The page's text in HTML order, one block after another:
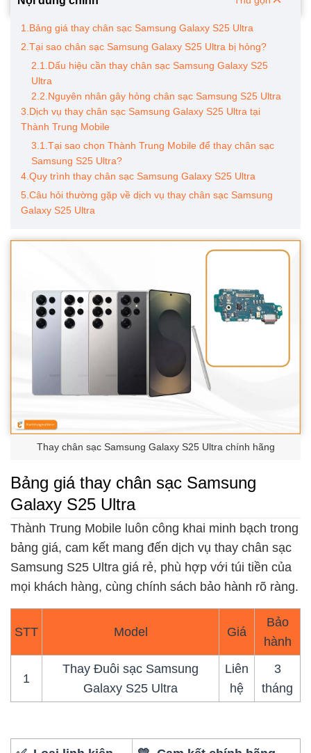
1.Bảng giá thay chân sạc Samsung Galaxy S25 Ultra
2.Tại sao chân sạc Samsung Galaxy S25 Ultra bị hỏng?
2.1.Dấu hiệu cần thay chân sạc Samsung Galaxy S25
Ultra
2.2.Nguyên nhân gây hỏng chân sạc Samsung S25 Ultra
3.Dịch vụ thay chân sạc Samsung Galaxy S25 Ultra tại
Thành Trung Mobile
3.1.Tại sao chọn Thành Trung Mobile để thay chân sạc
Samsung S25 Ultra?
4.Quy trình thay chân sạc Samsung Galaxy S25 Ultra
5.Câu hỏi thường gặp về dịch vụ thay chân sạc Samsung
Galaxy S25 Ultra
Thay chân sạc Samsung Galaxy S25 Ultra chính hãng
Bảng giá thay chân sạc Samsung
Galaxy S25 Ultra
Thành Trung Mobile luôn công khai minh bạch trong
bảng giá, cam kết mang đến dịch vụ thay chân sạc
Samsung S25 Ultra giá rẻ, phù hợp với túi tiền của
mọi khách hàng, cùng chính sách bảo hành rõ ràng.
STT Model Giá
Bảo
hành
1
Thay Đuôi sạc Samsung
Galaxy S25 Ultra
Liên
hệ
3
tháng